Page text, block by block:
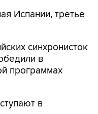
Испании, третье
синхронисток
в
программах
в